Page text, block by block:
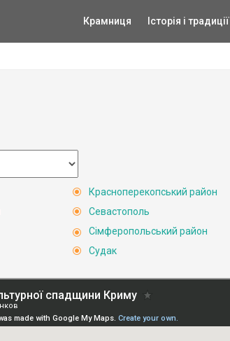
Крамниця Історія і традиції
Красноперекопський район
Севастополь
Сімферопольський район
Судак